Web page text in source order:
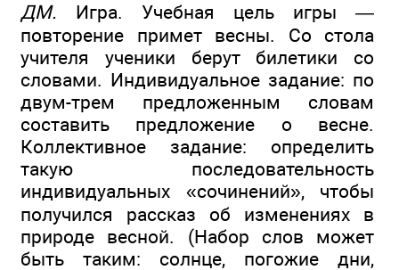
ДМ. Игра. Учебная цель игры —
повторение примет весны. Со стола
учителя ученики берут билетики со
словами. Индивидуальное задание: по
двум-трем предложенным словам
составить предложение о весне.
Коллективное задание: определить
такую последовательность
индивидуальных «сочинений», чтобы
получился рассказ об изменениях в
природе весной. (Набор слов может
быть таким: солнце, погожие дни,